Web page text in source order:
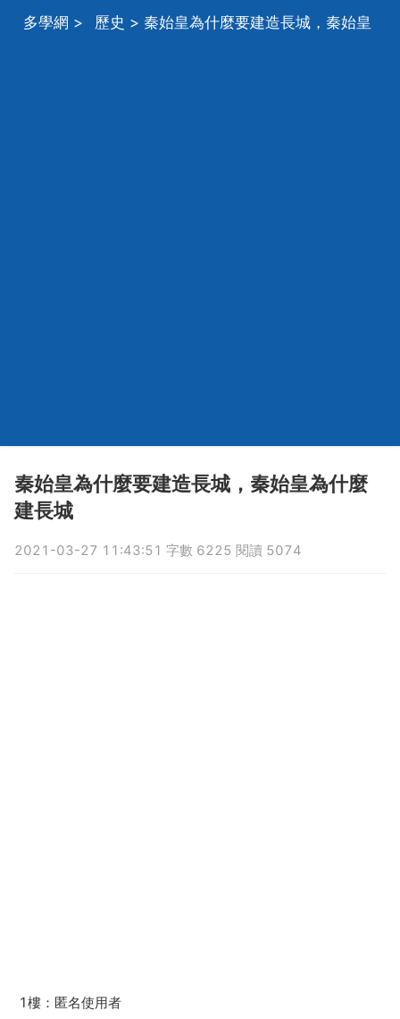
多學網 > 歷史 > 秦始皇為什麼要建造長城，秦始皇
秦始皇為什麼要建造長城，秦始皇為什麼
建長城
2021-03-27 11:43:51 字數 6225 閱讀 5074
1樓：匿名使用者